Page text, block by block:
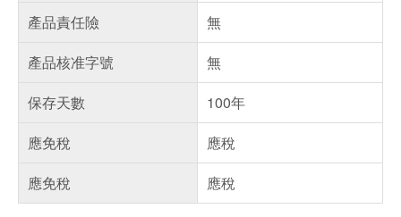
產品責任險
無
產品核准字號
無
保存天數
100年
應免稅
應稅
應免稅
應稅